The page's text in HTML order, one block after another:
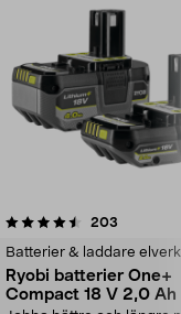
203
Batterier & laddare
Ryobi batterier One+
Compact 18 V 2,0
4.5av 5 stjärnor